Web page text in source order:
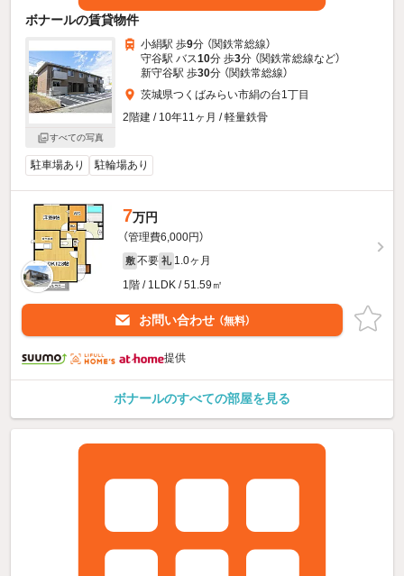
ボナールの賃貸物件
すべての写真
小絹駅 歩9分 （関鉄常総線）
守谷駅 バス10分 歩3分 （関鉄常総線など）
新守谷駅 歩30分 （関鉄常総線）
茨城県つくばみらい市絹の台1丁目
2階建 / 10年11ヶ月 / 軽量鉄骨
駐車場あり 駐輪場あり
7万円
（管理費6,000円）
敷 不要 礼 1.0ヶ月
1階 / 1LDK / 51.59㎡
お問い合わせ （無料）
提供
ボナールのすべての部屋を見る